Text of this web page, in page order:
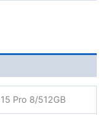
Pro 8/512GB